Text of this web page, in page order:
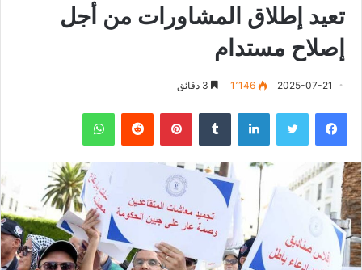
تعيد إطلاق المشاورات من أجل
إصلاح مستدام
2025-07-21 1٬146
فيسبوك لينكدإن بينتيريست